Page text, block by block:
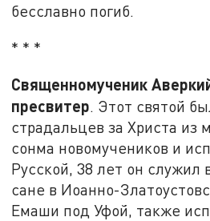
бесславно погиб.
* * *
Священномученик
пресвитер. Этот святой
страдальцев за Христа из
сонма новомучеников и
Русской, 38 лет он служил
сане в Иоанно-
Емаши под Уфой, также